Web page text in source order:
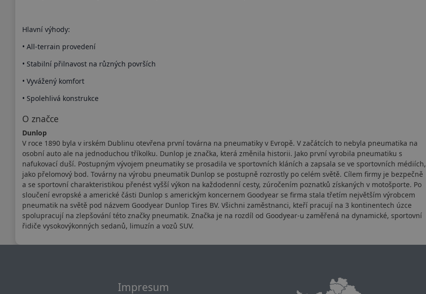
Hlavní výhody:
• All-terrain provedení
• Stabilní přilnavost na různých površích
• Vyvážený komfort
• Spolehlivá konstrukce
O značce
Dunlop
V roce 1890 byla v irském Dublinu otevřena první továrna na pneumatiky v Evropě. V začátcích to nebyla pneumatika na
osobní auto ale na jednoduchou tříkolku. Dunlop je značka, která změnila historii. Jako první vyrobila pneumatiku s
nafukovací duší. Postupným vývojem pneumatiky se prosadila ve sportovních kláních a zapsala se ve sportovních médiích,
jako přelomový bod. Továrny na výrobu pneumatik Dunlop se postupně rozrostly po celém světě. Cílem firmy je bezpečně
a se sportovní charakteristikou přenést vyšší výkon na každodenní cesty, zúročením poznatků získaných v motošporte. Po
sloučení evropské a americké části Dunlop s americkým koncernem Goodyear se firma stala třetím největším výrobcem
pneumatik na světě pod názvem Goodyear Dunlop Tires BV. Všichni zaměstnanci, kteří pracují na 3 kontinentech úzce
spolupracují na zlepšování této značky pneumatik. Značka je na rozdíl od Goodyear-u zaměřená na dynamické, sportovní
řidiče vysokovýkonných sedanů, limuzín a vozů SUV.
Impresum